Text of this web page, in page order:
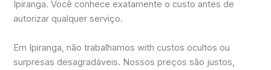
Ipiranga. Você conhece exatamente o custo antes de
autorizar qualquer serviço.
Em Ipiranga, não trabalhamos with custos ocultos ou
surpresas desagradáveis. Nossos preços são justos,